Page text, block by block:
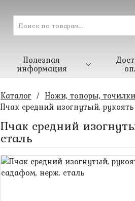
Полезная
информация
Каталог / Ножи, топоры, точилки
Пчак средний изогнутый,
Пчак средний
сталь